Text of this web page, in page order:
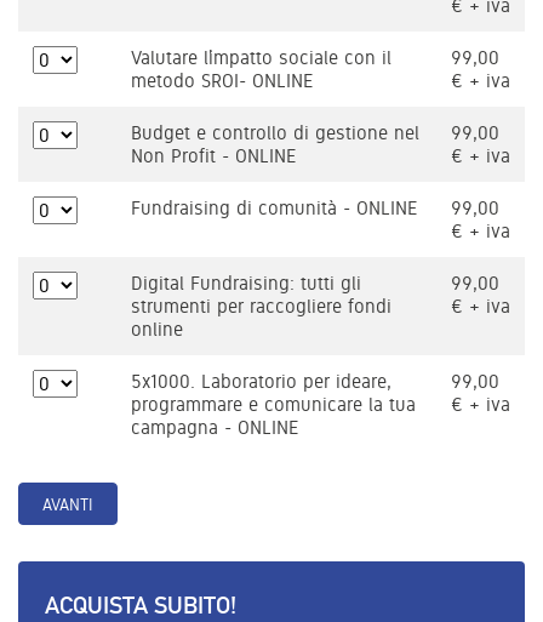
€ + iva
Valutare l’impatto sociale con il
metodo SROI- ONLINE
99,00
€ + iva
Budget e controllo di gestione nel
Non Profit - ONLINE
99,00
€ + iva
Fundraising di comunità - ONLINE
99,00
€ + iva
Digital Fundraising: tutti gli
strumenti per raccogliere fondi
online
99,00
€ + iva
5x1000. Laboratorio per ideare,
programmare e comunicare la tua
campagna - ONLINE
99,00
€ + iva
ACQUISTA SUBITO!